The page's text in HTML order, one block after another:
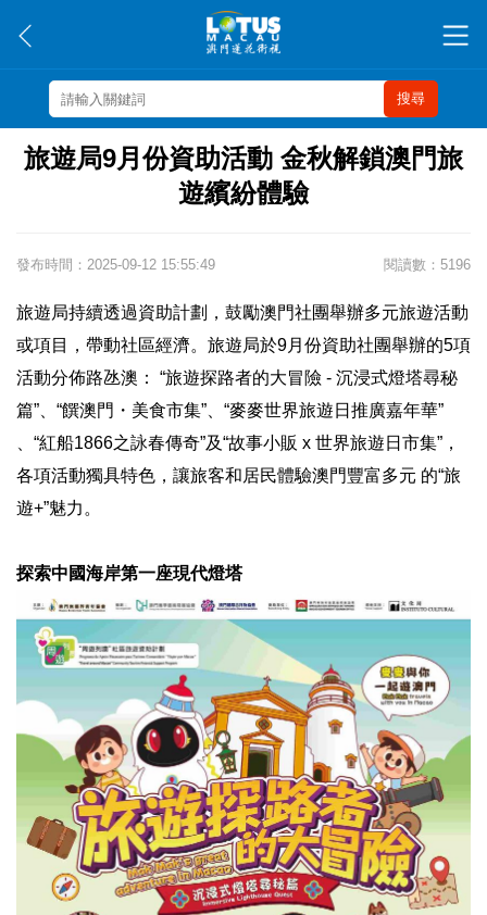
搜尋
旅遊局9月份資助活動 金秋解鎖澳門旅
遊繽紛體驗
發布時間：2025-09-12 15:55:49 閱讀數：5196
旅遊局持續透過資助計劃，鼓勵澳門社團舉辦多元旅遊活動
或項目，帶動社區經濟。旅遊局於9月份資助社團舉辦的5項
活動分佈路氹澳： “旅遊探路者的大冒險 - 沉浸式燈塔尋秘
篇”、“饌澳門・美食市集”、“麥麥世界旅遊日推廣嘉年華”
、“紅船1866之詠春傳奇”及“故事小販 x 世界旅遊日市集”，
各項活動獨具特色，讓旅客和居民體驗澳門豐富多元 的“旅
遊+”魅力。
探索中國海岸第一座現代燈塔